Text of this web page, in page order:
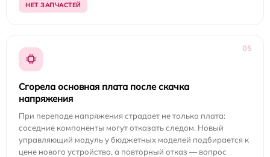
НЕТ ЗАПЧАСТЕЙ
05
Сгорела основная плата после скачка
напряжения
При перепаде напряжения страдает не только плата:
соседние компоненты могут отказать следом. Новый
управляющий модуль у бюджетных моделей подбирается к
цене нового устройства, а повторный отказ — вопрос